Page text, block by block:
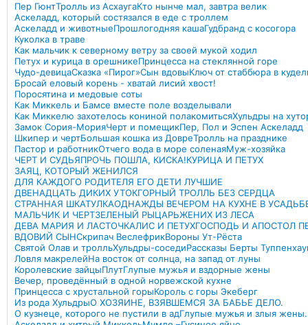
Пер ГюнтТролль из АсхаугаКто нынче мал, завтра велик
Аскеладд, который состязался в еде с троллем
Аскеладд и животныеПрошлогодняя кашаГудбранд с косогора
Куколка в траве
Как мальчик к северному ветру за своей мукой ходил
Петух и курица в орешникеПринцесса на стеклянной горе
Чудо-девицаСказка «Пирог»Сын вдовыКлюч от стаббюра в
Бросай еловый корень - хватай лисий хвост!
Поросятина и медовые соты
Как Миккель и Бамсе вместе поле возделывали
Как Миккелю захотелось кониной полакомитьсяХульдры на
Замок Сория-МорияЧерт и помещикПер, Пол и Эспен Аскеладд
Шкипер и чертБольшая кошка из ДовреТролль на празднике
Пастор и работникОтчего вода в море соленаяМуж-хозяйка
ЧЕРТ И СУДЬЯПРОЧЬ ПОШЛА, КИСКА!КУРИЦА И ПЕТУХ
ЗАЯЦ, КОТОРЫЙ ЖЕНИЛСЯ
ДЛЯ КАЖДОГО РОДИТЕЛЯ ЕГО ДЕТИ ЛУЧШИЕ
ДВЕНАДЦАТЬ ДИКИХ УТОКГОРНЫЙ ТРОЛЛЬ БЕЗ СЕРДЦА
СТРАННАЯ ШКАТУЛКАОДНАЖДЫ ВЕЧЕРОМ НА КУХНЕ В
МАЛЬЧИК И ЧЕРТЗЕЛЕНЫЙ РЫЦАРЬЖЕНИХ ИЗ ЛЕСА
ДЕВА МАРИЯ И ЛАСТОЧКАЛИС И ПЕТУХГОСПОДЬ И АПОСТОЛ
ВДОВИЙ СЫНСкрипач ВеслефрикВороны Ут-Рёста
Святой Олав и тролльХульдры-соседиРассказы Берты
Ловля макрелейНа восток от солнца, на запад от луны
Королевские зайцыПлутГлупые мужья и вздорные жены
Вечер, проведённый в одной норвежской кухне
Принцесса с хрустальной горыКороль с горы Экеберг
Из рода ХульдрыО ХОЗЯИНЕ, ВЗЯВШЕМСЯ ЗА БАБЬЕ ДЕЛО.
О кузнеце, которого не пустили в адГлупые мужья и злыя жены.